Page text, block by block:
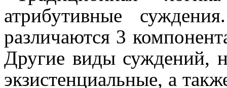
атрибутивные
различаются 3
Другие виды суждений,
экзистенциальные, а